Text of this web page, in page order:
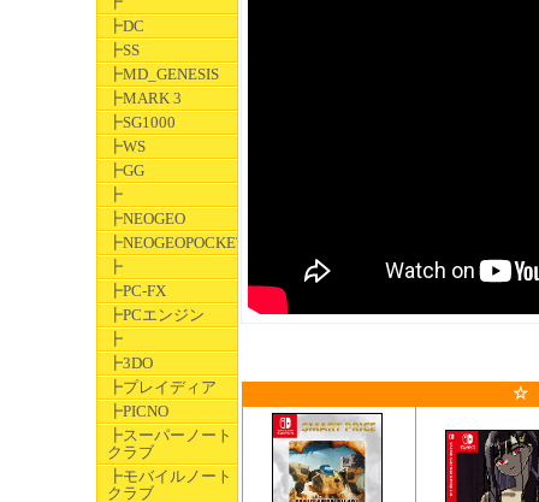
┣DC
┣SS
┣MD_GENESIS
┣MARK 3
┣SG1000
┣WS
┣GG
┣
┣NEOGEO
┣NEOGEOPOCKET
┣
┣PC-FX
┣PCエンジン
┣
┣3DO
┣プレイディア
┣PICNO
┣スーパーノート
クラブ
┣モバイルノート
クラブ
☆